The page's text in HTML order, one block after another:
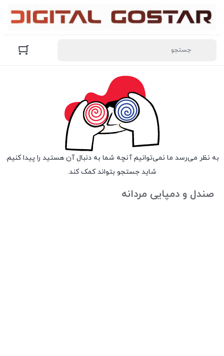
به نظر می‌رسد ما نمی‌توانیم آنچه شما به دنبال آن هستید را پیدا کنیم.
شاید جستجو بتواند کمک کند.
صندل و دمپایی مردانه